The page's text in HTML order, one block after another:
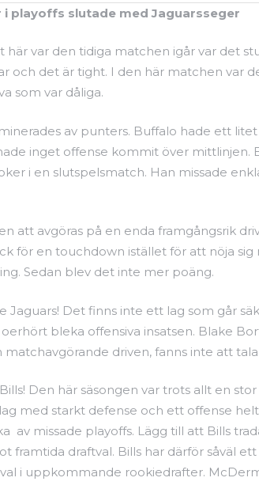
playoffs slutade med Jaguarsseger
här var den tidiga matchen igår var det
och det är tight. I den här matchen var
som var dåliga.
av punters. Buffalo hade ett
inget offense kommit över mittlinjen.
i en slutspelsmatch. Han missade
att avgöras på en enda framgångsrik
för en touchdown istället för att nöja
Sedan blev det inte mer poäng.
Jaguars! Det finns inte ett lag som går
bleka offensiva insatsen. Blake
matchavgörande driven, fanns inte att
Den här säsongen var trots allt en
med starkt defense och ett offense
av missade playoffs. Lägg till att Bills
framtida draftval. Bills har därför såväl
i uppkommande rookiedrafter.